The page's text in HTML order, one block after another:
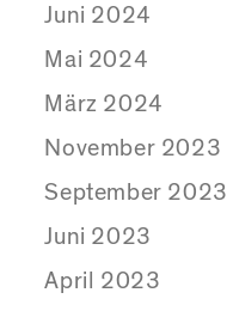
Juni 2024
Mai 2024
März 2024
November 2023
September 2023
Juni 2023
April 2023